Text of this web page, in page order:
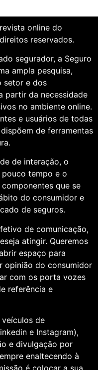
online do
reservados.
segurador, a Seguro
ampla pesquisa,
setor e dos
partir da necessidade
no ambiente online.
e usuários de todas
de ferramentas
de interação, o
tempo e o
que se
do consumidor e
de seguros.
de comunicação,
atingir. Queremos
espaço para
opinião do consumidor
com os porta vozes
referência e
de
e Instagram),
e divulgação por
enaltecendo à